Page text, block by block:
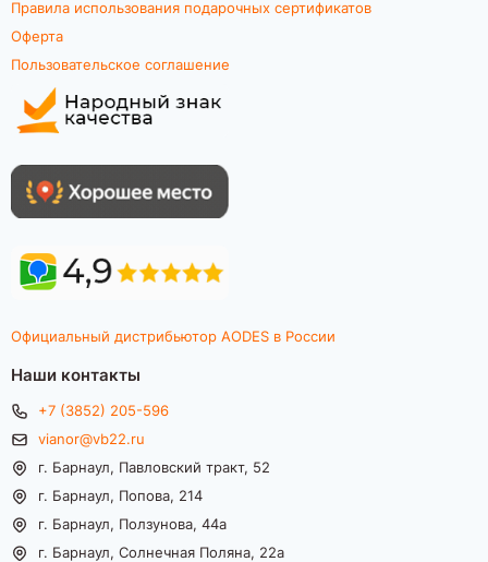
Правила использования подарочных сертификатов
Оферта
Пользовательское соглашение
Официальный дистрибьютор AODES в России
Наши контакты
+7 (3852) 205-596
vianor@vb22.ru
г. Барнаул, Павловский тракт, 52
г. Барнаул, Попова, 214
г. Барнаул, Ползунова, 44а
г. Барнаул, Солнечная Поляна, 22а